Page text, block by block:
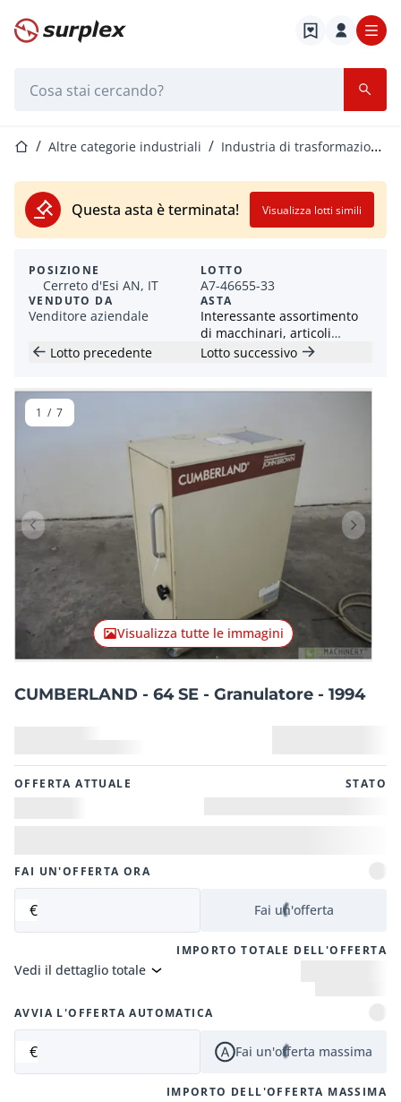
Home
Home Altre categorie industriali Industria di trasformazione della plastica
Questa asta è terminata! Visualizza lotti simili
POSIZIONE
Cerreto d'Esi AN, IT
VENDUTO DA
Venditore aziendale
LOTTO
A7-46655-33
ASTA
Interessante assortimento
di macchinari, articoli
industriali e per officina
Lotto precedente Lotto successivo
Articolo precedente Articolo
Visualizza tutte le immagini
1 / 7
CUMBERLAND - 64 SE - Granulatore - 1994
OFFERTA ATTUALE STATO
FAI UN'OFFERTA ORA
€ Fai un'offerta
IMPORTO TOTALE DELL'OFFERTA
Vedi il dettaglio totale
AVVIA L'OFFERTA AUTOMATICA
€ Fai un'offerta massima
IMPORTO DELL'OFFERTA MASSIMA